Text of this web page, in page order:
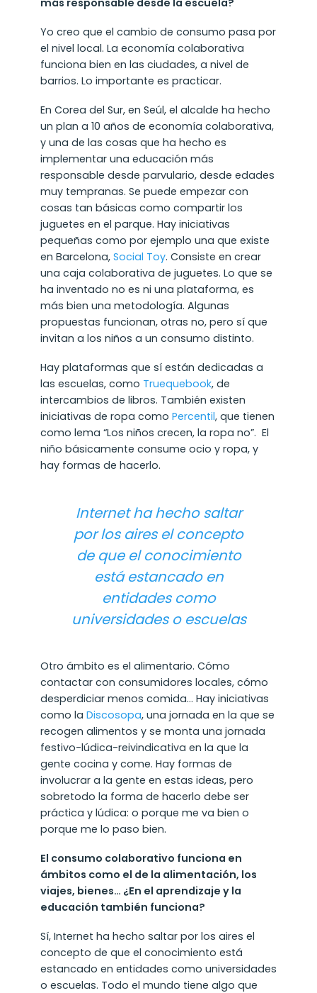
más responsable desde la escuela?
Yo creo que el cambio de consumo pasa por
el nivel local. La economía colaborativa
funciona bien en las ciudades, a nivel de
barrios. Lo importante es practicar.
En Corea del Sur, en Seúl, el alcalde ha hecho
un plan a 10 años de economía colaborativa,
y una de las cosas que ha hecho es
implementar una educación más
responsable desde parvulario, desde edades
muy tempranas. Se puede empezar con
cosas tan básicas como compartir los
juguetes en el parque. Hay iniciativas
pequeñas como por ejemplo una que existe
en Barcelona, Social Toy. Consiste en crear
una caja colaborativa de juguetes. Lo que se
ha inventado no es ni una plataforma, es
más bien una metodología. Algunas
propuestas funcionan, otras no, pero sí que
invitan a los niños a un consumo distinto.
Hay plataformas que sí están dedicadas a
las escuelas, como Truequebook, de
intercambios de libros. También existen
iniciativas de ropa como Percentil, que tienen
como lema “Los niños crecen, la ropa no”. El
niño básicamente consume ocio y ropa, y
hay formas de hacerlo.
Internet ha hecho saltar
por los aires el concepto
de que el conocimiento
está estancado en
entidades como
universidades o escuelas
Otro ámbito es el alimentario. Cómo
contactar con consumidores locales, cómo
desperdiciar menos comida… Hay iniciativas
como la Discosopa, una jornada en la que se
recogen alimentos y se monta una jornada
festivo-lúdica-reivindicativa en la que la
gente cocina y come. Hay formas de
involucrar a la gente en estas ideas, pero
sobretodo la forma de hacerlo debe ser
práctica y lúdica: o porque me va bien o
porque me lo paso bien.
El consumo colaborativo funciona en
ámbitos como el de la alimentación, los
viajes, bienes… ¿En el aprendizaje y la
educación también funciona?
Sí, Internet ha hecho saltar por los aires el
concepto de que el conocimiento está
estancado en entidades como universidades
o escuelas. Todo el mundo tiene algo que